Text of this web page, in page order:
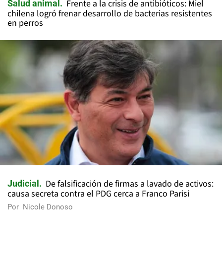
Salud animal
Frente a la crisis de antibióticos: Miel
chilena logró frenar desarrollo de bacterias resistentes
en perros
Judicial
De falsificación de firmas a lavado de activos:
causa secreta contra el PDG cerca a Franco Parisi
Por Nicole Donoso